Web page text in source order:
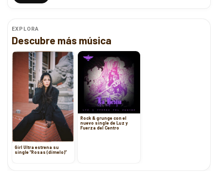
EXPLORA
Descubre más música
Girl Ultra estrena su
single “Rosas (dímelo)”
Rock & grunge con el
nuevo single de Luz y
Fuerza del Centro